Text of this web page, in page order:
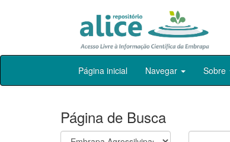
Skip
Página inicial Navegar Sobre
Página de Busca